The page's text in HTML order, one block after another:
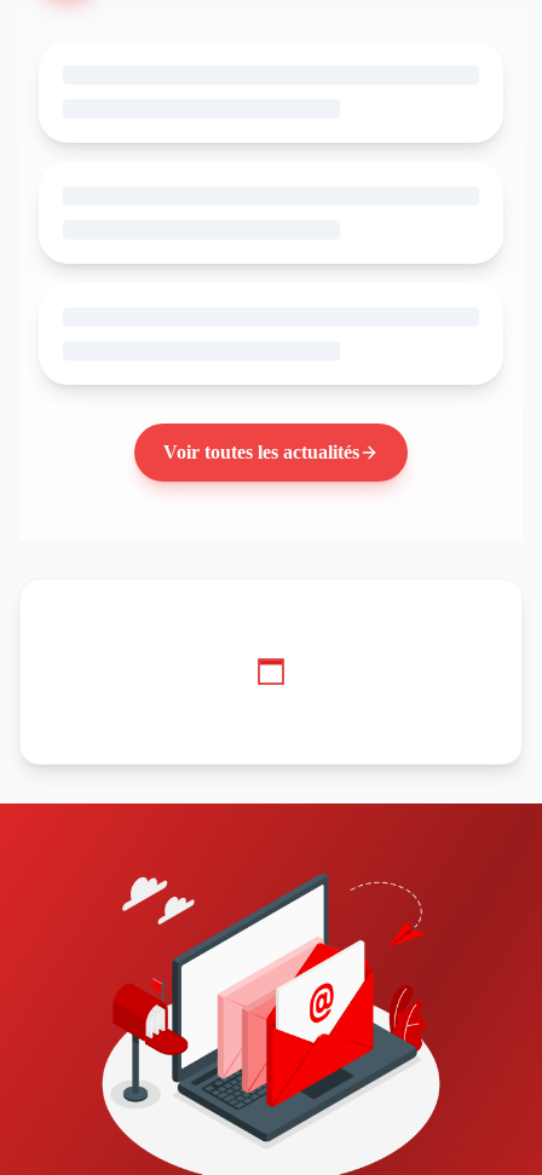
Voir toutes les actualités